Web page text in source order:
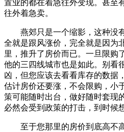
置业的都在着急往外变现。甚至
往外着急卖。
燕郊只是一个缩影，这种没
全就是跟风涨价，完全就是因为
里，推升了房价而已。一旦限购
他的三四线城市也是如此。别看
凶，但您应该去看看库存的数据
估计房价还要涨，不会限购，小
策可能随时出台，做好随时套现
必然会受到政策的打击，到时候
至于您那里的房价到底高不